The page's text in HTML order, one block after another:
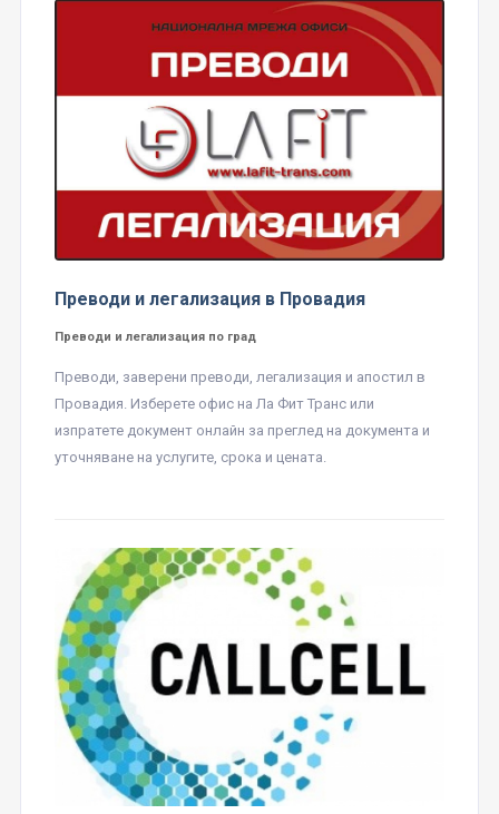
Преводи и легализация в Провадия
Преводи и легализация по град
Преводи, заверени преводи, легализация и апостил в
Провадия. Изберете офис на Ла Фит Транс или
изпратете документ онлайн за преглед на документа и
уточняване на услугите, срока и цената.